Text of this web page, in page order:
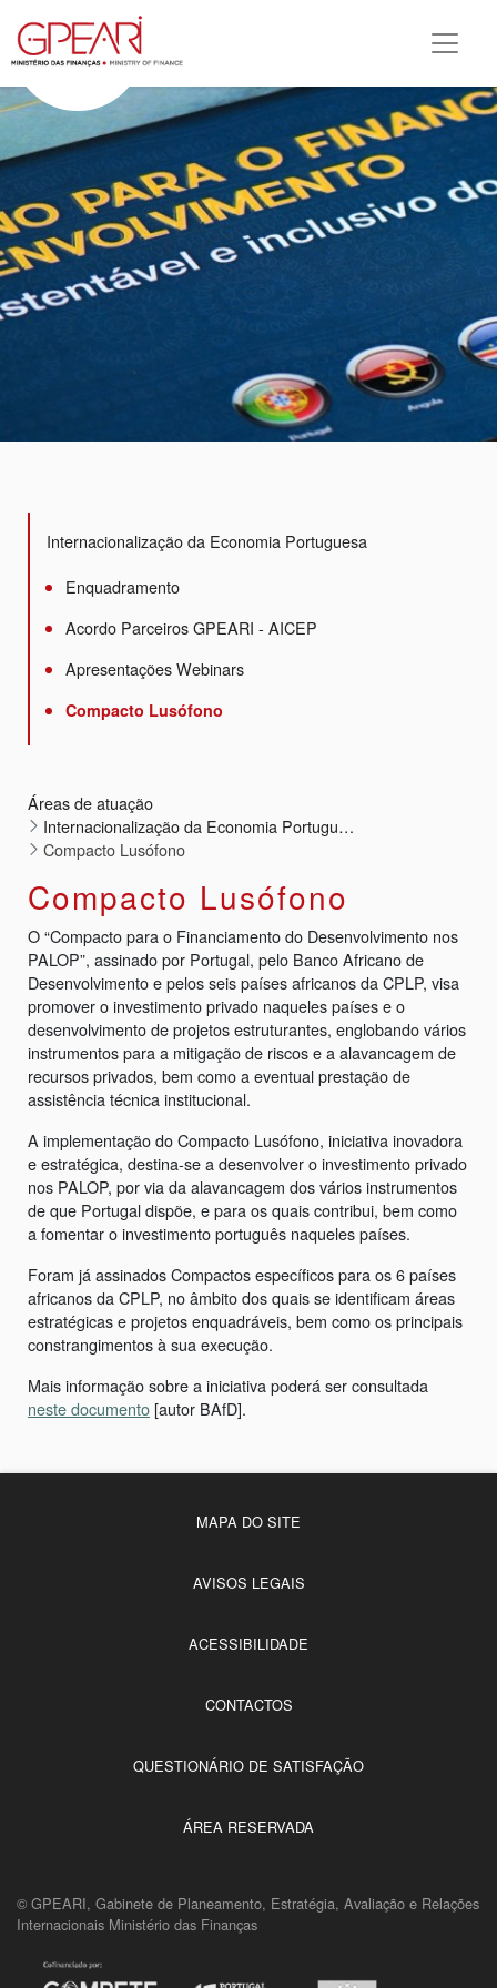
Internacionalização da Economia Portuguesa
Enquadramento
Acordo Parceiros GPEARI - AICEP
Apresentações Webinars
Compacto Lusófono
Áreas de atuação
Internacionalização da Economia Portuguesa
Compacto Lusófono
Compacto Lusófono
O “Compacto para o Financiamento do Desenvolvimento nos
PALOP”, assinado por Portugal, pelo Banco Africano de
Desenvolvimento e pelos seis países africanos da CPLP, visa
promover o investimento privado naqueles países e o
desenvolvimento de projetos estruturantes, englobando vários
instrumentos para a mitigação de riscos e a alavancagem de
recursos privados, bem como a eventual prestação de
assistência técnica institucional.
A implementação do Compacto Lusófono, iniciativa inovadora
e estratégica, destina-se a desenvolver o investimento privado
nos PALOP, por via da alavancagem dos vários instrumentos
de que Portugal dispõe, e para os quais contribui, bem como
a fomentar o investimento português naqueles países.
Foram já assinados Compactos específicos para os 6 países
africanos da CPLP, no âmbito dos quais se identificam áreas
estratégicas e projetos enquadráveis, bem como os principais
constrangimentos à sua execução.
Mais informação sobre a iniciativa poderá ser consultada
neste documento [autor BAfD].
MAPA DO SITE
AVISOS LEGAIS
ACESSIBILIDADE
CONTACTOS
QUESTIONÁRIO DE SATISFAÇÃO
ÁREA RESERVADA
© GPEARI, Gabinete de Planeamento, Estratégia, Avaliação e Relações
Internacionais Ministério das Finanças